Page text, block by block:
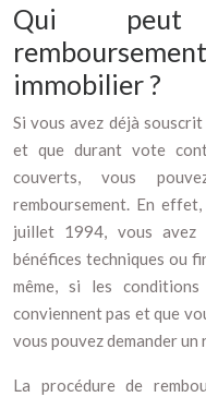
Qui peut
immobilier ?
Si vous avez déjà
et que durant vote
couverts, vous
remboursement. En
juillet 1994, vous
bénéfices techniques ou
même, si les
conviennent pas et que
vous pouvez demander un
La procédure de